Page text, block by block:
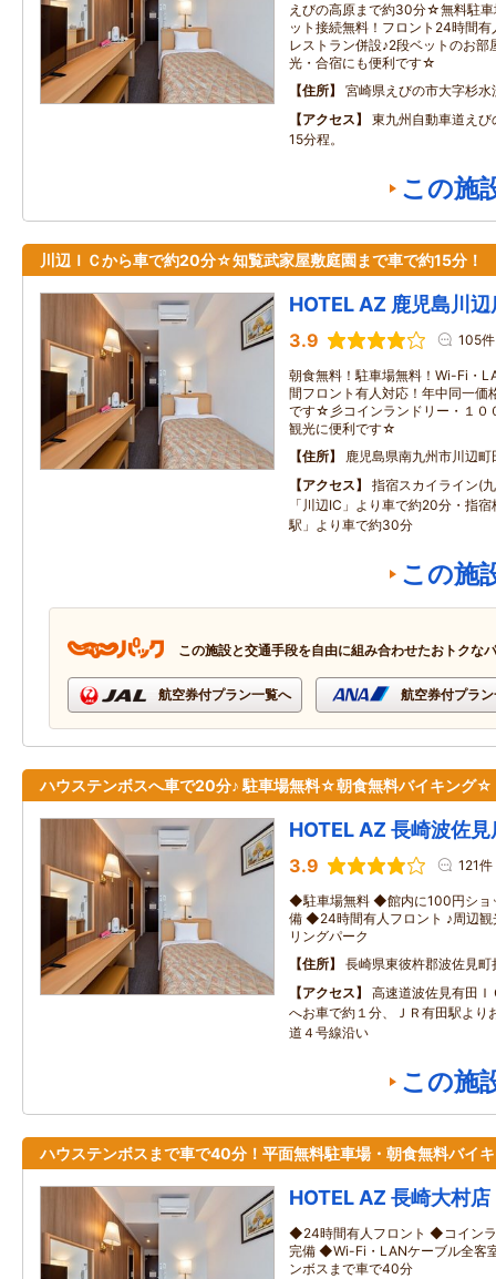
えびの高原まで約30分☆無料駐
ット接続無料！フロント24時間
レストラン併設♪2段ベットのお部
光・合宿にも便利です☆
住所
宮崎県えびの市大字杉
アクセス
東九州自動車道え
15分程。
この施
川辺ＩＣから車で約20分☆知覧武家屋敷庭園まで車で約15分！
HOTEL AZ 鹿児島川辺
3.9 105件
朝食無料！駐車場無料！Wi-Fi・
間フロント有人対応！年中同一価
です☆彡コインランドリー・１０
観光に便利です☆
住所
鹿児島県南九州市川辺
アクセス
指宿スカイライン(
「川辺IC」より車で約20分・指
駅」より車で約30分
この施
この施設と交通手段を自由に組み合わせたおトクな
航空券付プラン一覧へ 航空券付プラ
ハウステンボスへ車で20分♪ 駐車場無料☆朝食無料バイキン
HOTEL AZ 長崎波佐見
3.9 121件
◆駐車場無料 ◆館内に100円ショ
備 ◆24時間有人フロント ♪周辺観
リングパーク
住所
長崎県東彼杵郡波佐見
アクセス
高速道波佐見有田
へお車で約１分、ＪＲ有田駅より
道４号線沿い
この施
ハウステンボスまで車で40分！平面無料駐車場・朝食無料バイ
HOTEL AZ 長崎大村店
◆24時間有人フロント ◆コイン
完備 ◆Wi-Fi・LANケーブル全客
ンボスまで車で40分